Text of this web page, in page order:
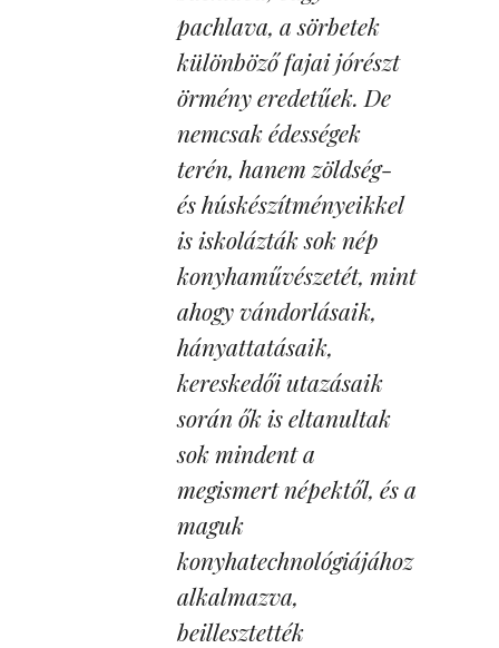
pachlava, a sörbetek
különböző fajai jórészt
örmény eredetűek. De
nemcsak édességek
terén, hanem zöldség-
és húskészítményeikkel
is iskolázták sok nép
konyhaművészetét, mint
ahogy vándorlásaik,
hányattatásaik,
kereskedői utazásaik
során ők is eltanultak
sok mindent a
megismert népektől, és a
maguk
konyhatechnológiájához
alkalmazva,
beillesztették